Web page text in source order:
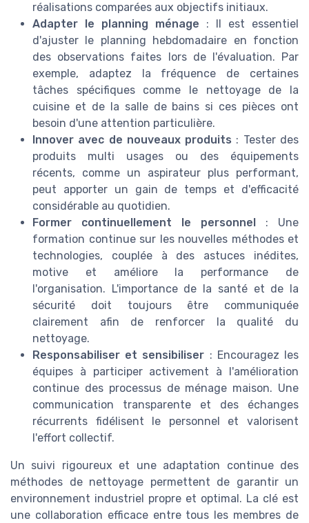
réalisations comparées aux objectifs initiaux.
Adapter le planning ménage : Il est essentiel
d'ajuster le planning hebdomadaire en fonction
des observations faites lors de l'évaluation. Par
exemple, adaptez la fréquence de certaines
tâches spécifiques comme le nettoyage de la
cuisine et de la salle de bains si ces pièces ont
besoin d'une attention particulière.
Innover avec de nouveaux produits : Tester des
produits multi usages ou des équipements
récents, comme un aspirateur plus performant,
peut apporter un gain de temps et d'efficacité
considérable au quotidien.
Former continuellement le personnel
: Une
formation continue sur les nouvelles méthodes et
technologies, couplée à des astuces inédites,
motive et améliore la performance de
l'organisation. L'importance de la santé et de la
sécurité doit toujours être communiquée
clairement afin de renforcer la qualité du
nettoyage.
Responsabiliser et sensibiliser : Encouragez les
équipes à participer activement à l'amélioration
continue des processus de ménage maison. Une
communication transparente et des échanges
récurrents fidélisent le personnel et valorisent
l'effort collectif.
Un suivi rigoureux et une adaptation continue des
méthodes de nettoyage permettent de garantir un
environnement industriel propre et optimal. La clé est
une collaboration efficace entre tous les membres de